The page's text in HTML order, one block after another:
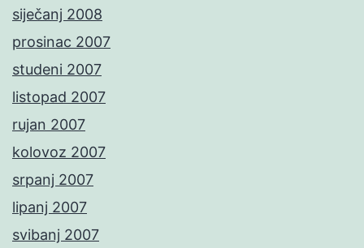
siječanj 2008
prosinac 2007
studeni 2007
listopad 2007
rujan 2007
kolovoz 2007
srpanj 2007
lipanj 2007
svibanj 2007